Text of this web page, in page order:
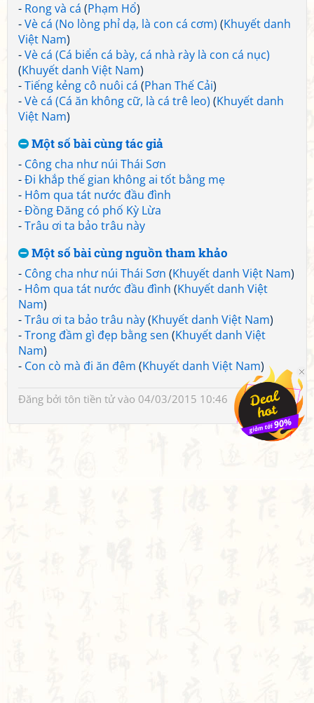
- Rong và cá (Phạm Hổ)
-Vè cá (No lòng phỉ dạ, là con cá cơm) (Khuyết danh
Việt Nam)
-Vè cá (Cá biển cá bày, cá nhà rày là con cá nục)
(Khuyết danh Việt Nam)
-Tiếng kẻng cô nuôi cá (Phan Thế Cải)
-Vè cá (Cá ăn không cữ, là cá trê leo) (Khuyết danh
Việt Nam)
Một số bài cùng tác giả
- Công cha như núi Thái Sơn
-Đi khắp thế gian không ai tốt bằng mẹ
- Hôm qua tát nước đầu đình
-Đồng Đăng có phố Kỳ Lừa
-Trâu ơi ta bảo trâu này
Một số bài cùng nguồn tham khảo
- Công cha như núi Thái Sơn (Khuyết danh Việt Nam)
- Hôm qua tát nước đầu đình (Khuyết danh Việt
Nam)
-Trâu ơi ta bảo trâu này(Khuyết danh Việt Nam)
-Trong đầm gì đẹp bằng sen (Khuyết danh Việt
Nam)
- Con cò mà đi ăn đêm (Khuyết danh Việt Nam)
Đăng bởi tôn tiền tửvào 04/03/2015 10:46